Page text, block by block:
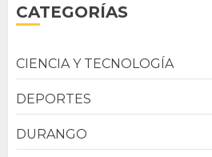
CATEGORÍAS
CIENCIA Y TECNOLOGÍA
DEPORTES
DURANGO